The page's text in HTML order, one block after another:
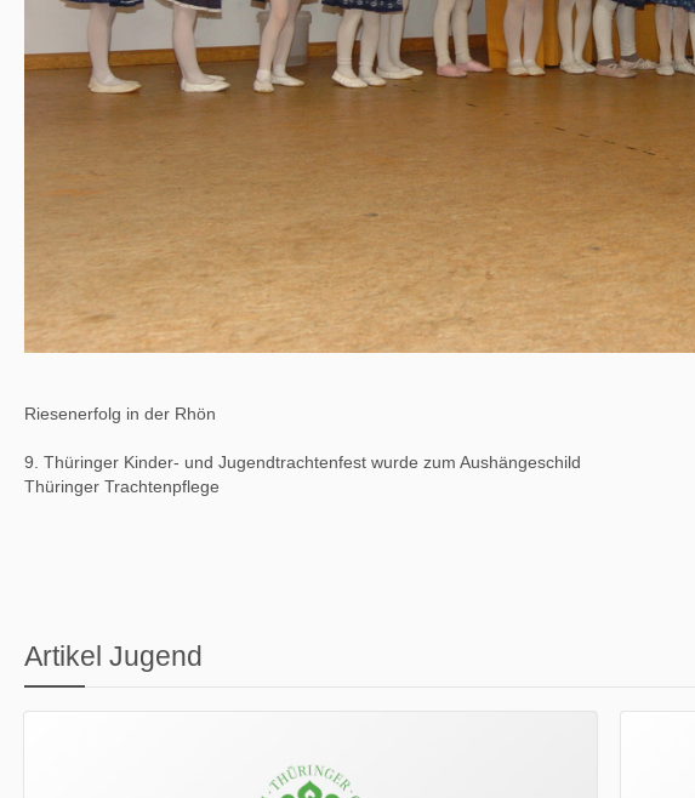
Riesenerfolg in der Rhön
9. Thüringer Kinder- und Jugendtrachtenfest wurde zum Aushängeschild
Thüringer Trachtenpflege
Artikel Jugend